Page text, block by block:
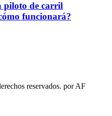
piloto de carril
funcionará?
reservados. por AF